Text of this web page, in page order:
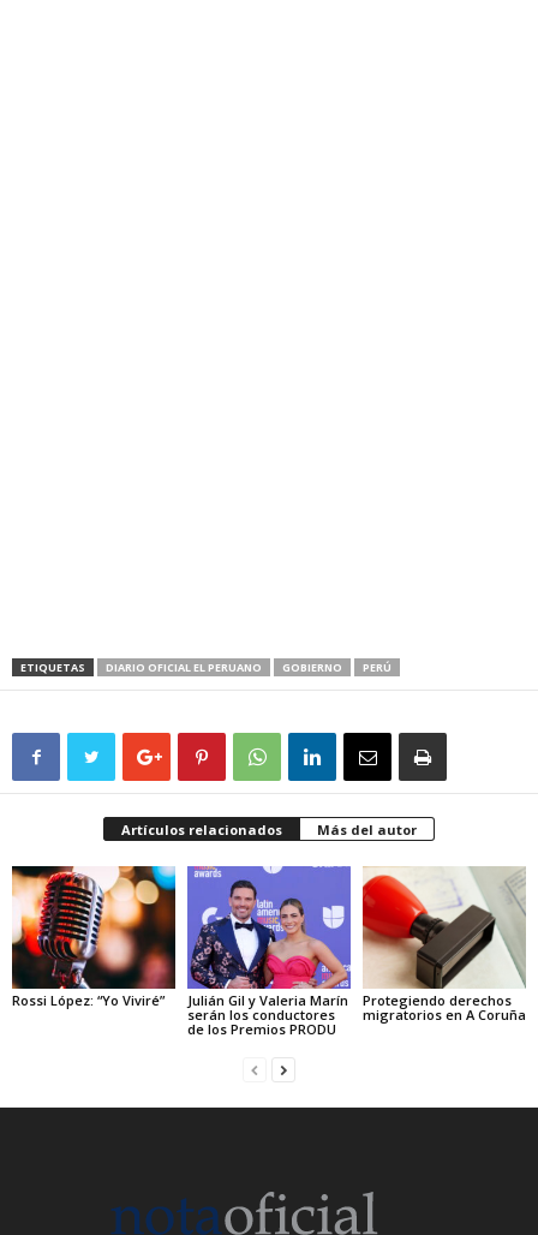
ETIQUETAS DIARIO OFICIAL EL PERUANO GOBIERNO PERÚ
Artículos relacionados Más del autor
Rossi López: “Yo Viviré”
Julián Gil y Valeria Marín
serán los conductores
de los Premios PRODU
Protegiendo derechos
migratorios en A Coruña